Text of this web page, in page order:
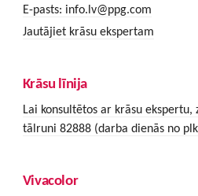
E-pasts: info.lv@ppg.com
Jautājiet krāsu ekspertam
Krāsu līnija
Lai konsultētos ar krāsu ekspertu,
tālruni 82888 (darba dienās no
Vivacolor